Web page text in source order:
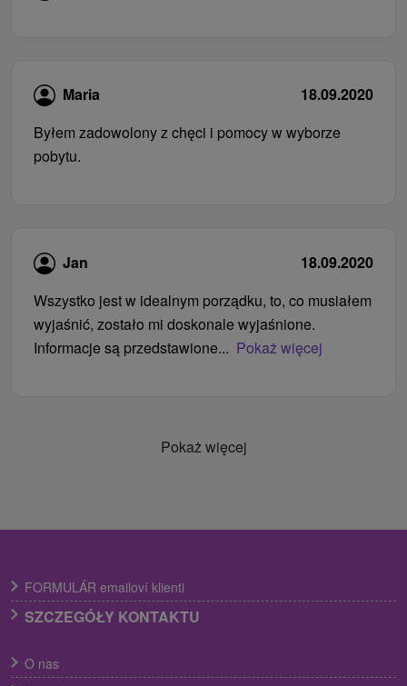
Maria
18.09.2020
Byłem zadowolony z chęci i pomocy w wyborze
pobytu.
Jan
18.09.2020
Wszystko jest w idealnym porządku, to, co musiałem
wyjaśnić, zostało mi doskonale wyjaśnione.
Informacje są przedstawione... Pokaż więcej
Pokaż więcej
FORMULÁR emailoví klienti
SZCZEGÓŁY KONTAKTU
O nas